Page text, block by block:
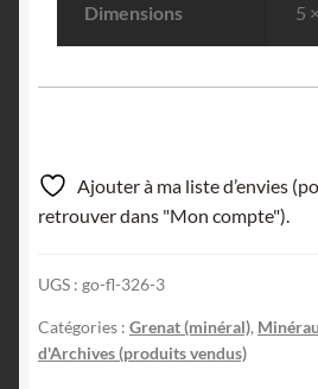
Dimensions 5
Ajouter à ma liste d’envies
retrouver dans "Mon compte").
UGS : go-fl-326-3
Catégories : Grenat (minéral),
d'Archives (produits vendus)